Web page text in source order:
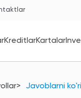
KreditlarKartalar
Javoblarni